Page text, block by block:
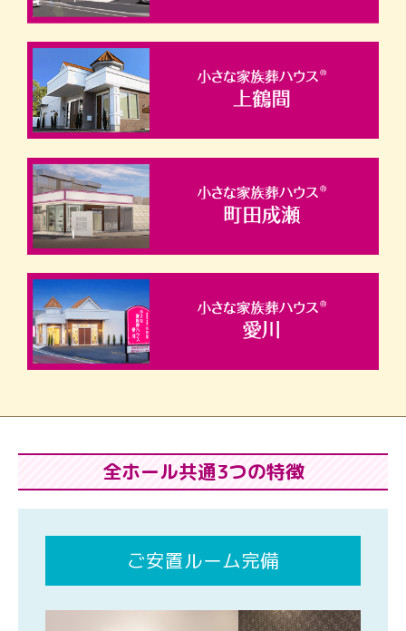
全ホール共通3つの特徴
ご安置ルーム完備